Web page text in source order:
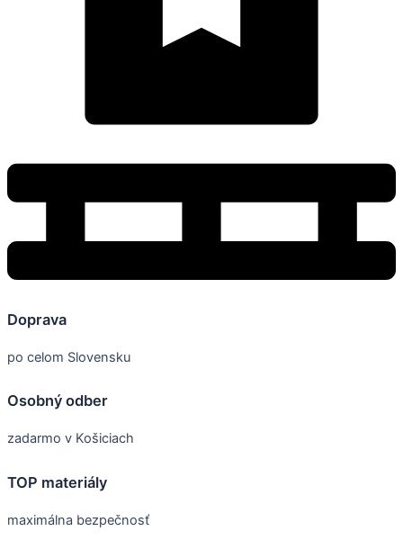
Doprava
po celom Slovensku
Osobný odber
zadarmo v Košiciach
TOP materiály
maximálna bezpečnosť